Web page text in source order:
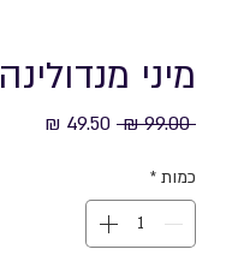
מיני מנדולינה
‏99.00 ‏₪
מחיר
כמות *